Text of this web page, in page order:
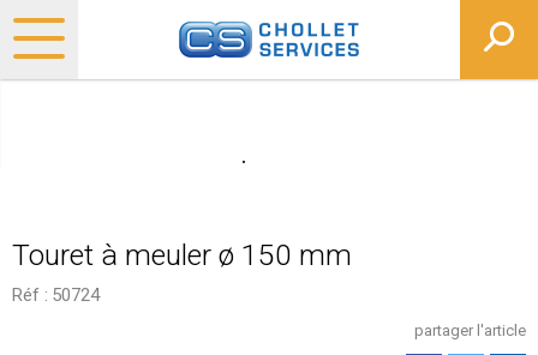
Touret à meuler ø 150 mm
Réf : 50724
partager l'article